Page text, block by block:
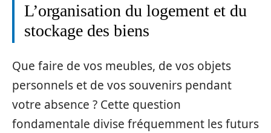
L’organisation du logement et du
stockage des biens
Que faire de vos meubles, de vos objets
personnels et de vos souvenirs pendant
votre absence ? Cette question
fondamentale divise fréquemment les futurs